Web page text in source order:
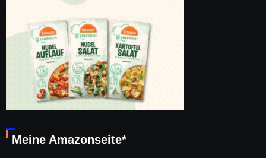
Meine Amazonseite*